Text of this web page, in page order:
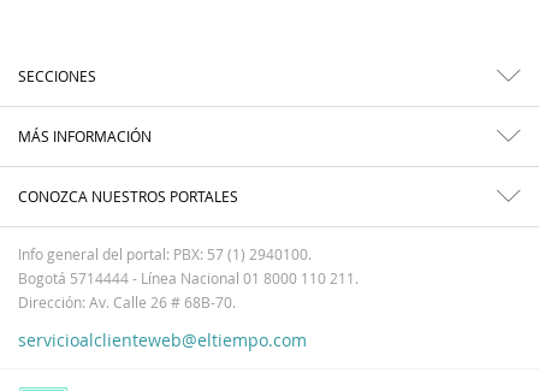
SECCIONES
MÁS INFORMACIÓN
CONOZCA NUESTROS PORTALES
Info general del portal: PBX: 57 (1) 2940100.
Bogotá 5714444 - Línea Nacional 01 8000 110 211.
Dirección: Av. Calle 26 # 68B-70.
servicioalclienteweb@eltiempo.com